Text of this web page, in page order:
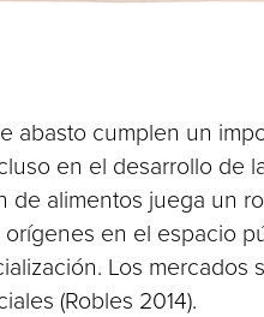
abasto cumplen un
en el desarrollo de
de alimentos juega un
en el espacio
Los mercados
(Robles 2014).